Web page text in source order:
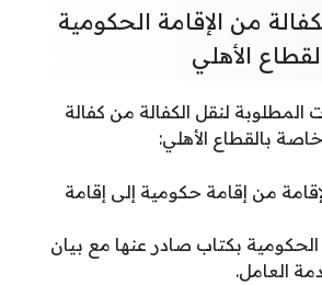
من الإقامة الحكومية
الأهلي
المطلوبة لنقل الكفالة من كفالة
بالقطاع الأهلي:
من إقامة حكومية إلى إقامة
بكتاب صادر عنها مع بيان
العامل.